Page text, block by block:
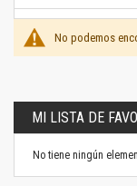
No podemos
MI LISTA DE
No tiene ningún